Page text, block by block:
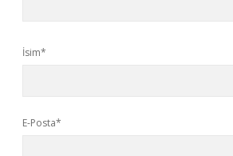
İsim*
E-Posta*